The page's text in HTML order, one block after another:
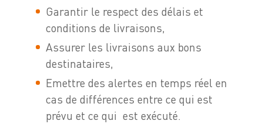
Garantir le respect des délais et
conditions de livraisons,
Assurer les livraisons aux bons
destinataires,
Emettre des alertes en temps réel en
cas de différences entre ce qui est
prévu et ce qui est exécuté.